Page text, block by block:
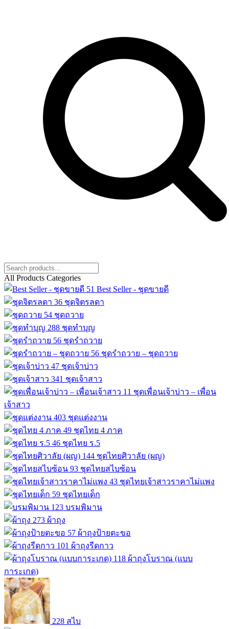
All Products Categories
51 Best Seller - ชุดขายดี
36 ชุดจิตรลดา
54 ชุดถวาย
288 ชุดทำบุญ
56 ชุดรำถวาย
56 ชุดรำถวาย – ชุดถวาย
47 ชุดเจ้าบ่าว
341 ชุดเจ้าสาว
11 ชุดเพื่อนเจ้าบ่าว – เพื่อน
เจ้าสาว
403 ชุดแต่งงาน
49 ชุดไทย 4 ภาค
46 ชุดไทย ร.5
144 ชุดไทยศิวาลัย (ผญ)
93 ชุดไทยสไบซ้อน
43 ชุดไทยเจ้าสาวราคาไม่แพง
59 ชุดไทยเด็ก
123 บรมพิมาน
273 ผ้าถุง
57 ผ้าถุงป้ายตะขอ
101 ผ้าถุงรีดกาว
118 ผ้าถุงโบราณ (แบบ
การะเกด)
228 สไบ